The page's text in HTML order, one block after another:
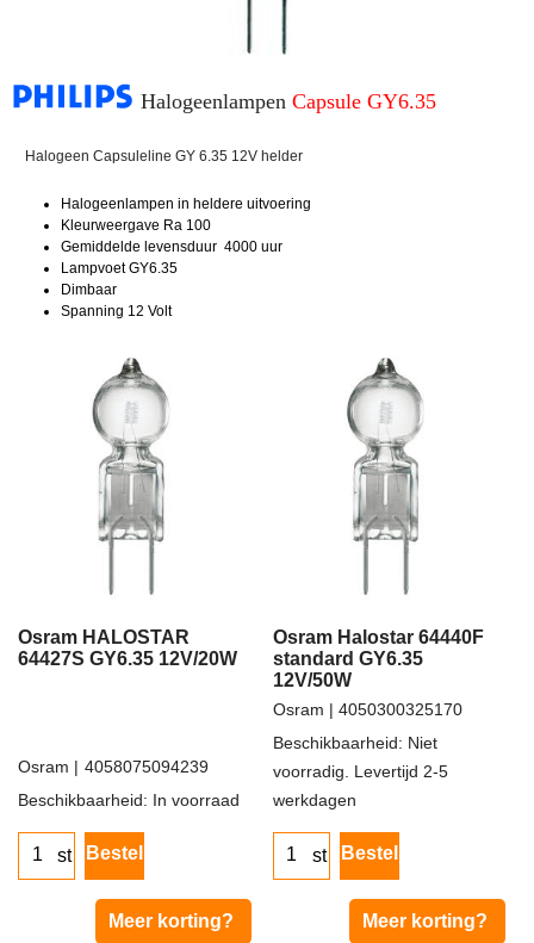
Halogeenlampen Capsule GY6.35
Halogeen Capsuleline GY 6.35 12V helder
Halogeenlampen in heldere uitvoering
Kleurweergave Ra 100
Gemiddelde levensduur 4000 uur
Lampvoet GY6.35
Dimbaar
Spanning 12 Volt
Osram HALOSTAR
64427S GY6.35 12V/20W
2.50
€3.03 incl.btw
st Bestel
Meer korting?
Osram Halostar 64440F
standard GY6.35
12V/50W
€3.89
4.71 incl.btw
Osram
4050300325170
Beschikbaarheid: Niet
voorradig. Levertijd 2-5
werkdagen
Bestel